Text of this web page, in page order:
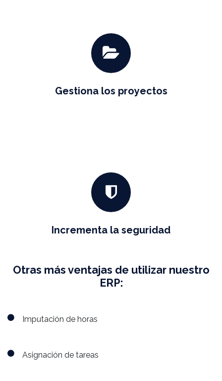
Gestiona los proyectos
Incrementa la seguridad
Otras más ventajas de utilizar nuestro
ERP:
Imputación de horas
Asignación de tareas